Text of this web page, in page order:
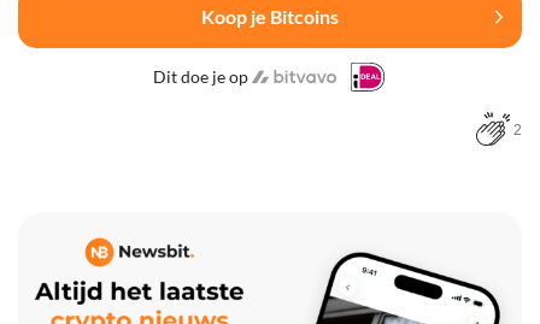
Koop je Bitcoins
Dit doe je op
2